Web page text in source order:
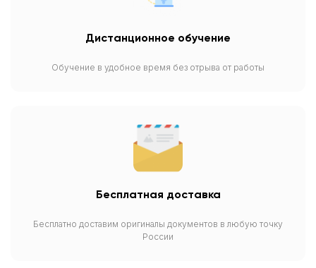
Дистанционное обучение
Обучение в удобное время без отрыва от работы
Бесплатная доставка
Бесплатно доставим оригиналы документов в любую точку
России